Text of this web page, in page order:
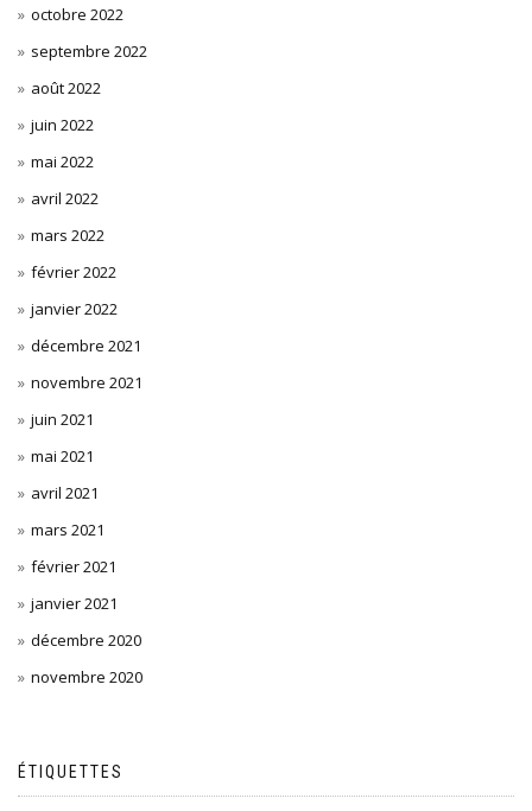
octobre 2022
septembre 2022
août 2022
juin 2022
mai 2022
avril 2022
mars 2022
février 2022
janvier 2022
décembre 2021
novembre 2021
juin 2021
mai 2021
avril 2021
mars 2021
février 2021
janvier 2021
décembre 2020
novembre 2020
ÉTIQUETTES